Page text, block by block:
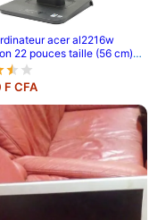
acer al2216w
taille (56 cm)
pixels vga
CFA